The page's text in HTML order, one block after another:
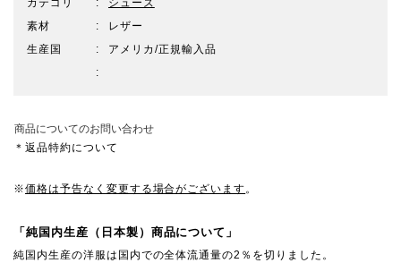
カテゴリ
シューズ
素材
レザー
生産国
アメリカ/正規輸入品
商品についてのお問い合わせ
＊返品特約について
※価格は予告なく変更する場合がございます。
「純国内生産（日本製）商品について」
純国内生産の洋服は国内での全体流通量の2％を切りました。